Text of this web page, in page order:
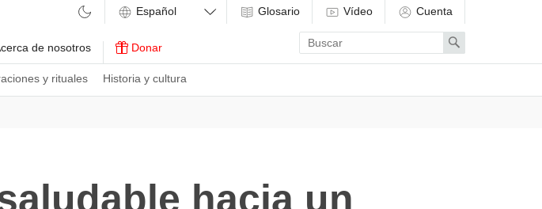
y rituales Historia y cultura
de nosotros Donar
Glosario Vídeo Cuenta
Enter
search
term
Search
hacia un